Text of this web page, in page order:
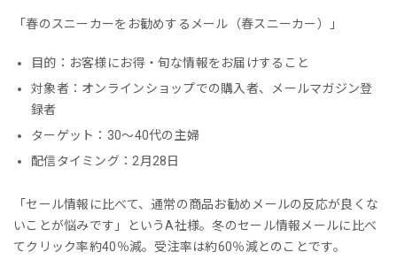
「春のスニーカーをお勧めするメール（春スニーカー）」
目的：お客様にお得・旬な情報をお届けすること
対象者：オンラインショップでの購入者、メールマガジン登
録者
ターゲット：30～40代の主婦
配信タイミング：2月28日
「セール情報に比べて、通常の商品お勧めメールの反応が良くな
いことが悩みです」というA社様。冬のセール情報メールに比べ
てクリック率約40％減。受注率は約60％減とのことです。